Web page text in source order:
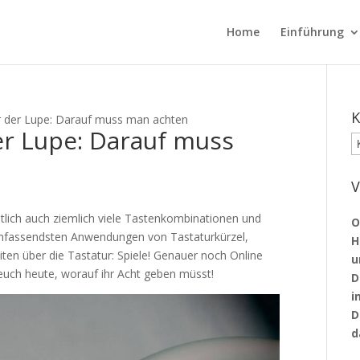
Home Einführung
der Lupe: Darauf muss man achten
Lupe: Darauf muss
auch ziemlich viele Tastenkombinationen und
Anwendungen von Tastaturkürzel,
über die Tastatur: Spiele! Genauer noch Online
heute, worauf ihr Acht geben müsst!